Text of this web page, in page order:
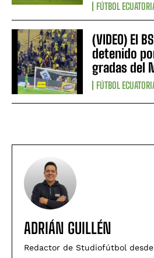
FÚTBOL
(VIDEO) El
detenido
gradas del
FÚTBOL
ADRIÁN GUILLÉN
Redactor de Studiofútbol desde